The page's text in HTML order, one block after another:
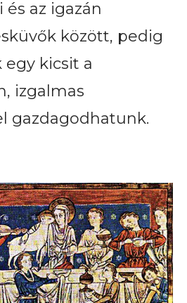
az igazán
között, pedig
kicsit a
izgalmas
gazdagodhatunk.